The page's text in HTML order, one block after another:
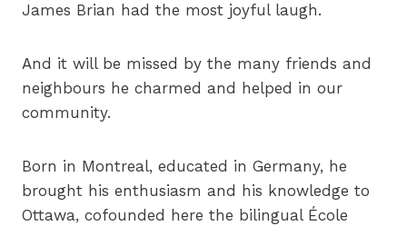
James Brian had the most joyful laugh.
And it will be missed by the many friends and
neighbours he charmed and helped in our
community.
Born in Montreal, educated in Germany, he
brought his enthusiasm and his knowledge to
Ottawa, cofounded here the bilingual École